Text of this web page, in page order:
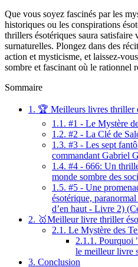
Que vous soyez fascinés par les
historiques ou les conspirations
thrillers ésotériques saura
surnaturelles. Plongez dans des
action et mysticisme, et laissez-
sombre et fascinant où le rationnel
Sommaire
1. 🏆 Meilleurs livres thriller
1.1. #1 - Le Mystère
1.2. #2 - La Clé de
1.3. #3 - Les sept
commandant Gabriel
1.4. #4 - 666: Un
monde sombre des
1.5. #5 - Une
ésotérique,
d’en haut - Livre 2)
2. 🥇Meilleur livre thriller
2.1. Le Mystère des
2.1.1. Pourquoi
le meilleur livre
3. Conclusion